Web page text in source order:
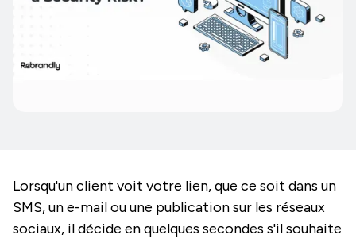
Lorsqu'un client voit votre lien, que ce soit dans un
SMS, un e-mail ou une publication sur les réseaux
sociaux, il décide en quelques secondes s'il souhaite